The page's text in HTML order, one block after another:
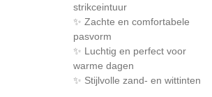
strikceintuur
✨ Zachte en comfortabele
pasvorm
✨ Luchtig en perfect voor
warme dagen
✨ Stijlvolle zand- en wittinten